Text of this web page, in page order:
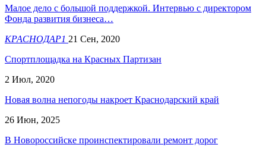
Малое дело с большой поддержкой. Интервью с директором
Фонда развития бизнеса…
КРАСНОДАР1 21 Сен, 2020
Спортплощадка на Красных Партизан
2 Июл, 2020
Новая волна непогоды накроет Краснодарский край
26 Июн, 2025
В Новороссийске проинспектировали ремонт дорог